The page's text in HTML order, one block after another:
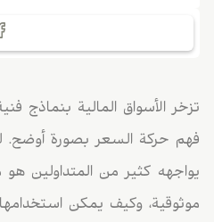
تزخر الأسواق المالية بنماذج
فهم حركة السعر بصورة أوضح.
يواجهه كثير من المتداولين
موثوقية، وكيف يمكن استخدامها